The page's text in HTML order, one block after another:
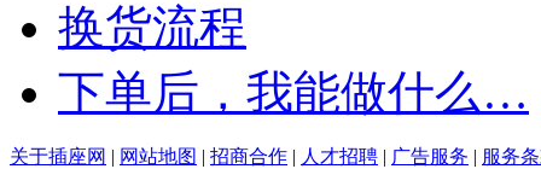
换货流程
下单后，我能做什么…
关于插座网 | 网站地图 | 招商合作 | 人才招聘 | 广告服务 | 服务